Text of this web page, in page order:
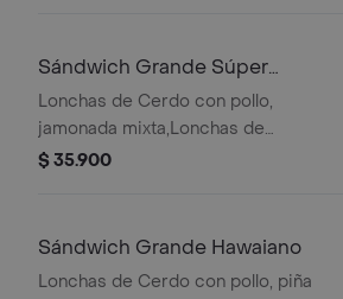
Sándwich Grande Súper
Especial
Lonchas de Cerdo con pollo,
jamonada mixta,Lonchas de
cerdo,cordero y res,
Qbano
$ 35.900
Sándwich Grande Hawaiano
Lonchas de Cerdo con pollo, piña